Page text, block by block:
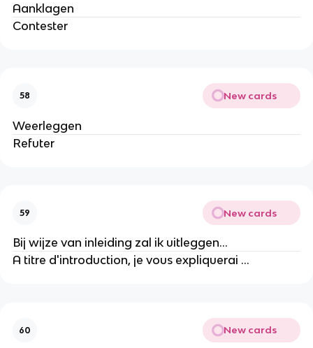
Aanklagen
Contester
58 New cards
Weerleggen
Refuter
59 New cards
Bij wijze van inleiding zal ik uitleggen...
A titre d'introduction, je vous expliquerai ...
60 New cards